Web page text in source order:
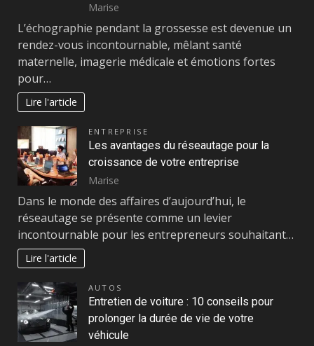
Marise
L’échographie pendant la grossesse est devenue un
rendez-vous incontournable, mêlant santé
maternelle, imagerie médicale et émotions fortes
pour…
Lire l'article
ENTREPRISE
Les avantages du réseautage pour la
croissance de votre entreprise
Marise
Dans le monde des affaires d’aujourd’hui, le
réseautage se présente comme un levier
incontournable pour les entrepreneurs souhaitant…
Lire l'article
AUTOS
Entretien de voiture : 10 conseils pour
prolonger la durée de vie de votre
véhicule